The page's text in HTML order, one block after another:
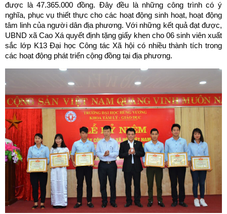
được là 47.365.000 đồng. Đây đều là những công trình có ý
nghĩa, phục vụ thiết thực cho các hoạt động sinh hoạt, hoạt động
tâm linh của người dân địa phương. Với những kết quả đạt được,
UBND xã Cao Xá quyết định tặng giấy khen cho 06 sinh viên xuất
sắc lớp K13 Đại học Công tác Xã hội có nhiều thành tích trong
các hoạt động phát triển cộng đồng tại địa phương.